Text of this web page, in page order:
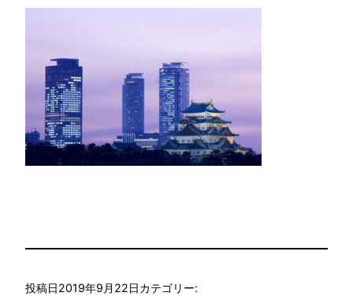
投稿日2019年9月22日カテゴリー: